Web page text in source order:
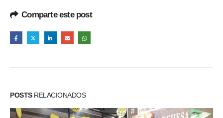
Comparte este post
POSTSRELACIONADOS